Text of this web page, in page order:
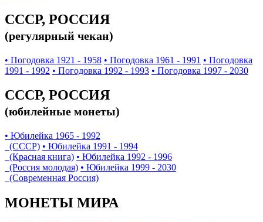
СССР, РОССИЯ
(регулярный чекан)
• Погодовка 1921 - 1958 • Погодовка 1961 - 1991 • Погодовка
1991 - 1992 • Погодовка 1992 - 1993 • Погодовка 1997 - 2030
СССР, РОССИЯ
(юбилейные монеты)
• Юбилейка 1965 - 1992
(СССР) • Юбилейка 1991 - 1994
(Красная книга) • Юбилейка 1992 - 1996
(Россия молодая) • Юбилейка 1999 - 2030
(Современная Россия)
МОНЕТЫ МИРА